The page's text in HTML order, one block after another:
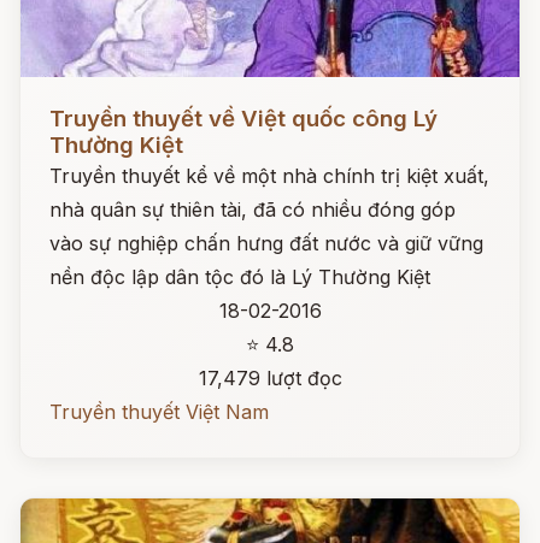
Đọc ngay
Truyền thuyết về Việt quốc công Lý
Thường Kiệt
Truyền thuyết kể về một nhà chính trị kiệt xuất,
nhà quân sự thiên tài, đã có nhiều đóng góp
vào sự nghiệp chấn hưng đất nước và giữ vững
nền độc lập dân tộc đó là Lý Thường Kiệt
18-02-2016
⭐ 4.8
17,479 lượt đọc
Truyền thuyết Việt Nam